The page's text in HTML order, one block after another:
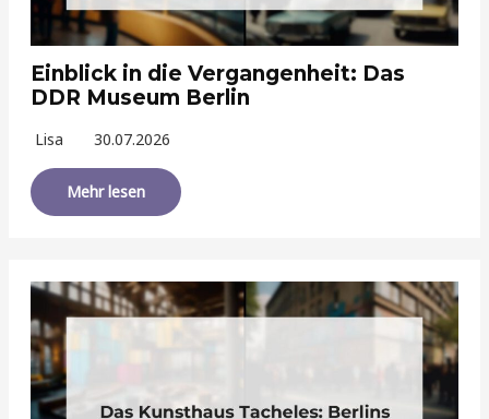
Einblick in die Vergangenheit: Das
DDR Museum Berlin
Lisa 30.07.2026
Mehr lesen